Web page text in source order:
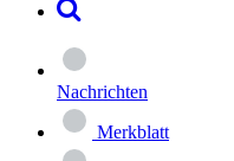
Nachrichten
Merkblatt